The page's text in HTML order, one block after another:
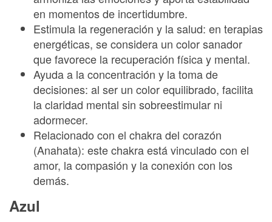
en momentos de incertidumbre.
Estimula la regeneración y la salud: en terapias
energéticas, se considera un color sanador
que favorece la recuperación física y mental.
Ayuda a la concentración y la toma de
decisiones: al ser un color equilibrado, facilita
la claridad mental sin sobreestimular ni
adormecer.
Relacionado con el chakra del corazón
(Anahata): este chakra está vinculado con el
amor, la compasión y la conexión con los
demás.
Azul